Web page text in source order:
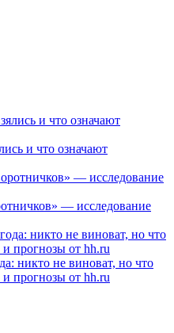
и что означают
— исследование
никто не виноват, но что
прогнозы от hh.ru